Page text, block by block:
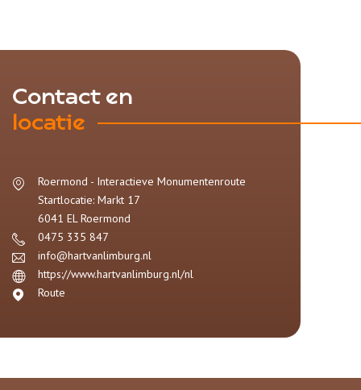
Contact en
locatie
Roermond - Interactieve Monumentenroute
Startlocatie: Markt 17
6041 EL Roermond
0475 335 847
info@hartvanlimburg.nl
https://www.hartvanlimburg.nl/nl
Route